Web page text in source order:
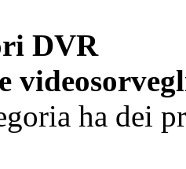
DVR
ha dei